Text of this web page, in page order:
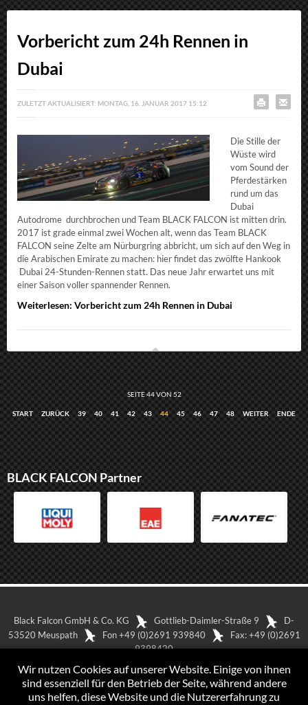
Vorbericht zum 24h Rennen in
Dubai
ZULETZT AKTUALISIERT: MONTAG, 16. JANUAR 2017 15:12
Die Stille der
Wüste wird
vom Sound der
Pferdestärken
rund um das
Dubai
Autodrome durchbrochen und Team BLACK FALCON ist mitten drin.
2017 ist grade einmal zwei Wochen alt, wenn das Team BLACK
FALCON seine Zelte am Nürburgring abbricht, um sich auf den Weg in
die Arabischen Emirate zu machen: hier findet das zwölfte Hankook
Dubai 24-Stunden-Rennen statt. Das neue Jahr erwartet uns mit
einer Saison voller spannender Rennen.
Weiterlesen: Vorbericht zum 24h Rennen in Dubai
SEITE 44 VON 52
START ZURÜCK 39 40 41 42 43 44 45 46 47 48 WEITER ENDE
BLACK FALCON Partner
Black Falcon GmbH & Co. KG Gottlieb-Daimler-Straße 9
D-
53520 Meuspath
Fon +49 (0)2691 939840
Fax: +49 (0)2691
9398420
Datenschutzerklärung
Wir nutzen Cookies auf unserer Website. Einige von ihnen
sind essenziell für den Betrieb der Seite, während andere
uns helfen, diese Website und die Nutzererfahrung zu